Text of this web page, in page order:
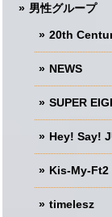
男性グループ
20th
NEWS
SUPER
Hey! Say!
Kis-My-Ft2
timelesz